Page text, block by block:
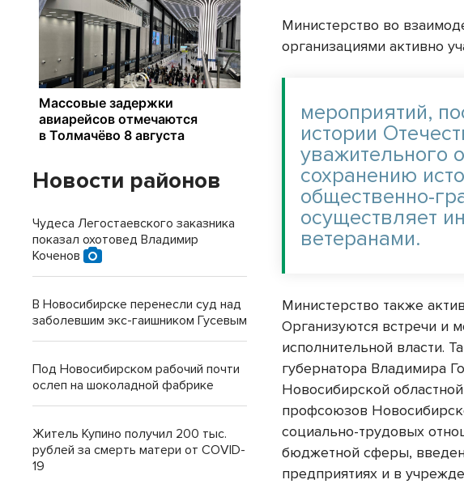
Министерство во
организациями активно
мероприятий,
истории
уважительного
сохранению
общественно-
осуществляет
ветеранами.
Министерство также
Организуются встречи и
исполнительной власти.
губернатора Владимира
Новосибирской
профсоюзов
социально-трудовых
бюджетной сферы,
предприятиях и в
Новости районов
Чудеса Легостаевского заказника
показал охотовед Владимир
Коченов
В Новосибирске перенесли суд над
заболевшим экс-гаишником Гусевым
Под Новосибирском рабочий почти
ослеп на шоколадной фабрике
Житель Купино получил 200 тыс.
рублей за смерть матери от COVID-
19